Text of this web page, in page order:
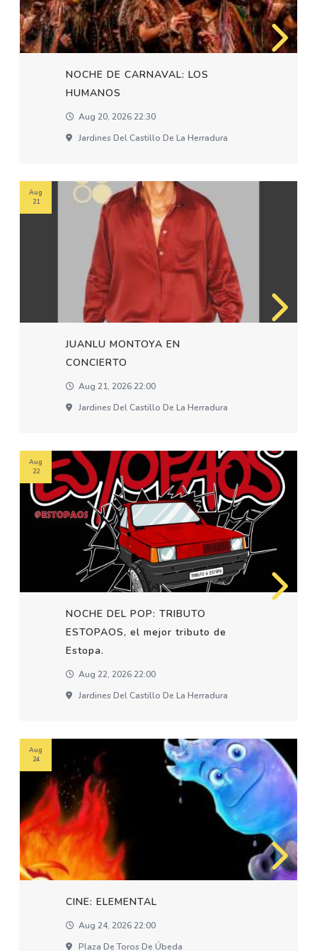
NOCHE DE CARNAVAL: LOS
HUMANOS
Aug 20, 2026 22:30
Jardines Del Castillo De La Herradura
JUANLU MONTOYA EN
CONCIERTO
Aug 21, 2026 22:00
Jardines Del Castillo De La Herradura
Aug
21
NOCHE DEL POP: TRIBUTO
ESTOPAOS, el mejor tributo de
Estopa.
Aug 22, 2026 22:00
Jardines Del Castillo De La Herradura
Aug
22
CINE: ELEMENTAL
Aug 24, 2026 22:00
Plaza De Toros De Úbeda
Aug
24